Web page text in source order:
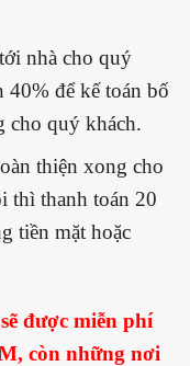
nhà cho quý
40% để kế toán bố
cho quý khách.
thiện xong cho
thì thanh toán 20
tiền mặt hoặc
được miễn phí
còn những nơi